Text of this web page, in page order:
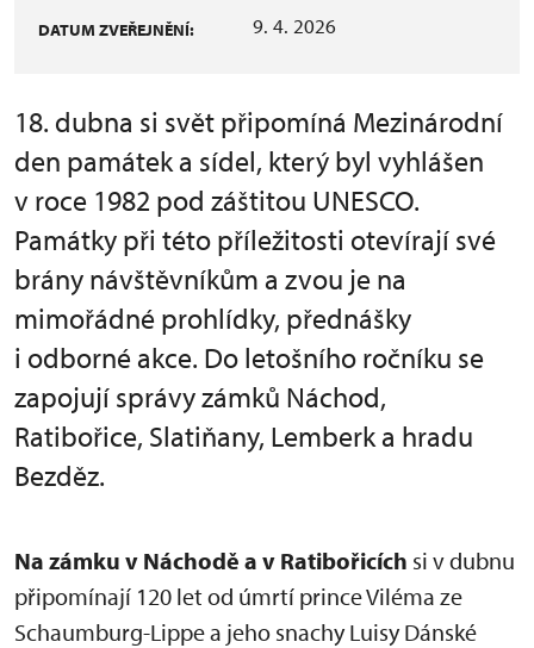
DATUM ZVEŘEJNĚNÍ: 9. 4. 2026
18. dubna si svět připomíná Mezinárodní
den památek a sídel, který byl vyhlášen
v roce 1982 pod záštitou UNESCO.
Památky při této příležitosti otevírají své
brány návštěvníkům a zvou je na
mimořádné prohlídky, přednášky
i odborné akce. Do letošního ročníku se
zapojují správy zámků Náchod,
Ratibořice, Slatiňany, Lemberk a hradu
Bezděz.
Na zámku v Náchodě a v Ratibořicích si v dubnu
připomínají 120 let od úmrtí prince Viléma ze
Schaumburg-Lippe a jeho snachy Luisy Dánské